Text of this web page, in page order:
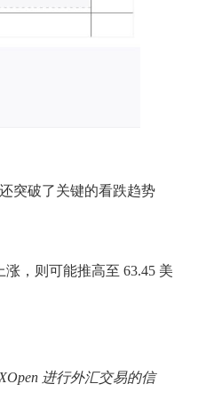
突破了关键的看跌趋势
，则可能推高至 63.45 美
进行外汇交易的信